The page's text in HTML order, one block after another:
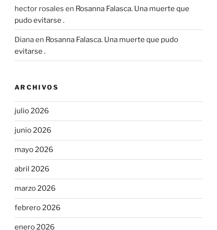
hector rosales en Rosanna Falasca. Una muerte que
pudo evitarse .
Dianaen Rosanna Falasca. Una muerte que pudo
evitarse .
ARCHIVOS
julio 2026
junio 2026
mayo 2026
abril 2026
marzo 2026
febrero 2026
enero 2026